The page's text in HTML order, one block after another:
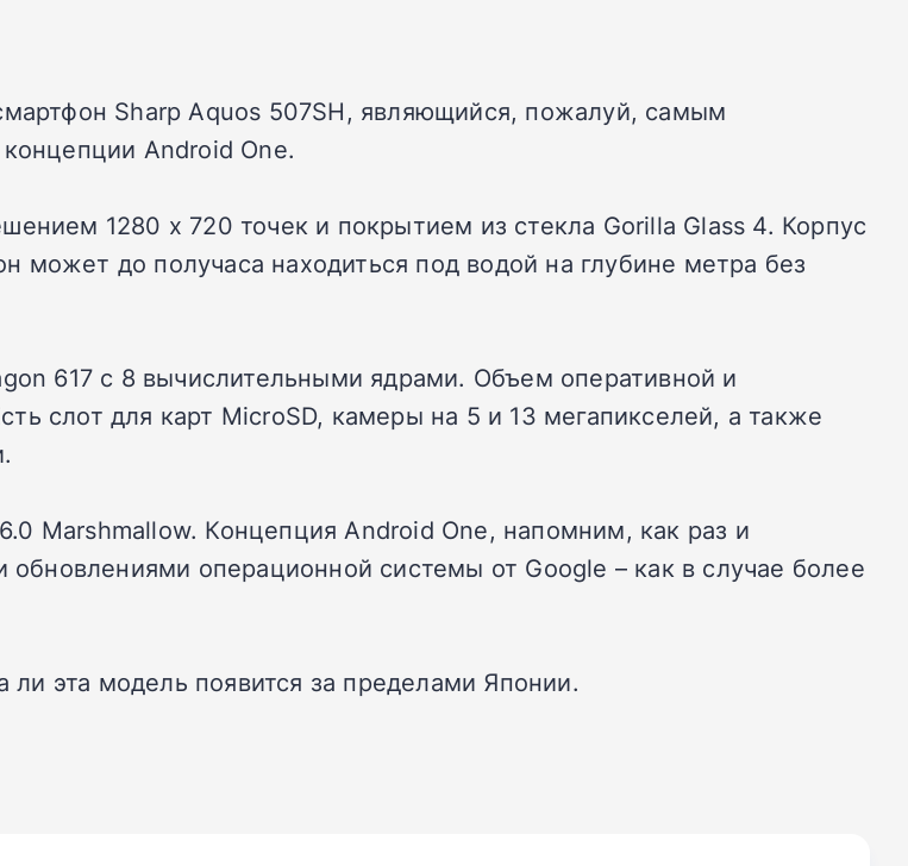
Sharp Aquos 507SH, являющийся, пожалуй, самым
Android One.
1280 х 720 точек и покрытием из стекла Gorilla Glass 4. Корпус
может до получаса находиться под водой на глубине метра без
617 с 8 вычислительными ядрами. Объем оперативной и
слот для карт MicroSD, камеры на 5 и 13 мегапикселей, а также
Marshmallow. Концепция Android One, напомним, как раз и
операционной системы от Google – как в случае более
эта модель появится за пределами Японии.